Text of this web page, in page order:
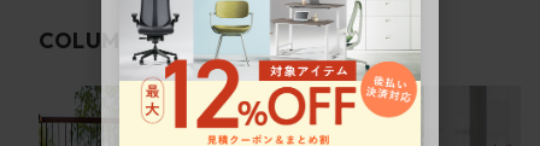
COLUMN 関連コラム